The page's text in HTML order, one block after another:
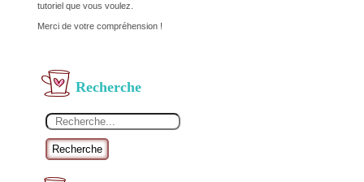
tutoriel que vous voulez.
Merci de votre compréhension !
Recherche
Recherche